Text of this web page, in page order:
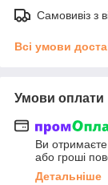
Самовивіз з
Всі умови
Умови оплати
Ви
або гроші
Детальніше